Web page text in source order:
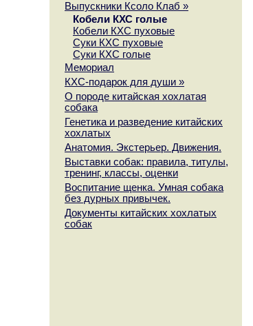
Выпускники Ксоло Клаб »
Кобели КХС голые
Кобели КХС пуховые
Суки КХС пуховые
Суки КХС голые
Мемориал
КХС-подарок для души »
О породе китайская хохлатая
собака
Генетика и разведение китайских
хохлатых
Анатомия. Экстерьер. Движения.
Выставки собак: правила, титулы,
тренинг, классы, оценки
Воспитание щенка. Умная собака
без дурных привычек.
Документы китайских хохлатых
собак